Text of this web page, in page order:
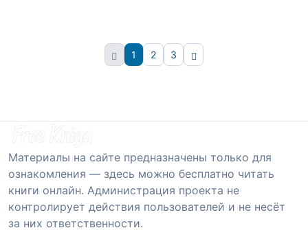
1 2 3
Вперёд
Материалы на сайте предназначены только для
ознакомления — здесь можно бесплатно читать
книги онлайн. Администрация проекта не
контролирует действия пользователей и не несёт
за них ответственности.